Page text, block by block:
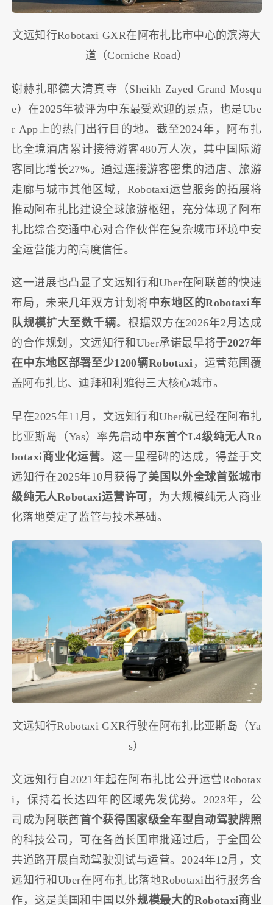
文远知行Robotaxi GXR在阿布扎比市中心的滨海大
道（Corniche Road）
谢赫扎耶德大清真寺（Sheikh Zayed Grand Mosqu
e）在2025年被评为中东最受欢迎的景点，也是Ube
r App上的热门出行目的地。截至2024年，阿布扎
比全境酒店累计接待游客480万人次，其中国际游
客同比增长27%。通过连接游客密集的酒店、旅游
走廊与城市其他区域，Robotaxi运营服务的拓展将
推动阿布扎比建设全球旅游枢纽，充分体现了阿布
扎比综合交通中心对合作伙伴在复杂城市环境中安
全运营能力的高度信任。
这一进展也凸显了文远知行和Uber在阿联酋的快速
布局，未来几年双方计划将中东地区的Robotaxi车
队规模扩大至数千辆。根据双方在2026年2月达成
的合作规划，文远知行和Uber承诺最早将于2027年
在中东地区部署至少1200辆Robotaxi ，运营范围覆
盖阿布扎比、迪拜和利雅得三大核心城市。
早在2025年11月，文远知行和Uber就已经在阿布扎
比亚斯岛（Yas）率先启动中东首个L4级纯无人Ro
botaxi商业化运营。这一里程碑的达成，得益于文
远知行在2025年10月获得了美国以外全球首张城市
级纯无人Robotaxi运营许可 ，为大规模纯无人商业
化落地奠定了监管与技术基础。
文远知行Robotaxi GXR行驶在阿布扎比亚斯岛（Ya
s）
文远知行自2021年起在阿布扎比公开运营Robotax
i，保持着长达四年的区域先发优势。2023年，公
司成为阿联酋首个获得国家级全车型自动驾驶牌照
的科技公司，可在各酋长国审批通过后，于全国公
共道路开展自动驾驶测试与运营。2024年12月，文
远知行和Uber在阿布扎比落地Robotaxi出行服务合
作，这是美国和中国以外规模最大的Robotaxi商业